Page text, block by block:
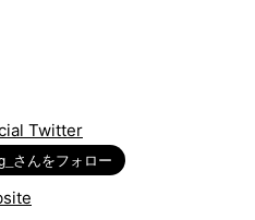
Twitter